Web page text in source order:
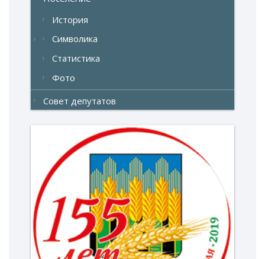
История
Символика
Статистика
Фото
Совет депутатов